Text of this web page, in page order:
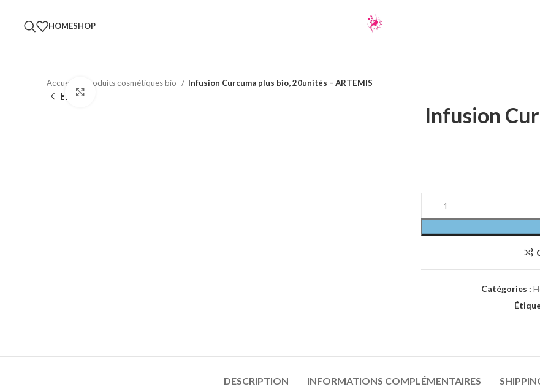
HOMESHOP
Accueil Produits cosmétiques bio
Infusion Curcuma plus bio, 20unités – ARTEMIS
Infusion
Catégories :
DESCRIPTION INFORMATIONS COMPLÉMENTAIRES